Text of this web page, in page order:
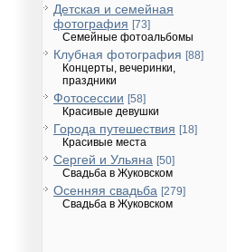
Детская и семейная
фотография [73]
Семейные фотоальбомы
Клубная фотография [88]
Концерты, вечеринки,
праздники
Фотосессии [58]
Красивые девушки
Города путешествия [18]
Красивые места
Сергей и Ульяна [50]
Свадьба в Жуковском
Осенняя свадьба [279]
Свадьба в Жуковском